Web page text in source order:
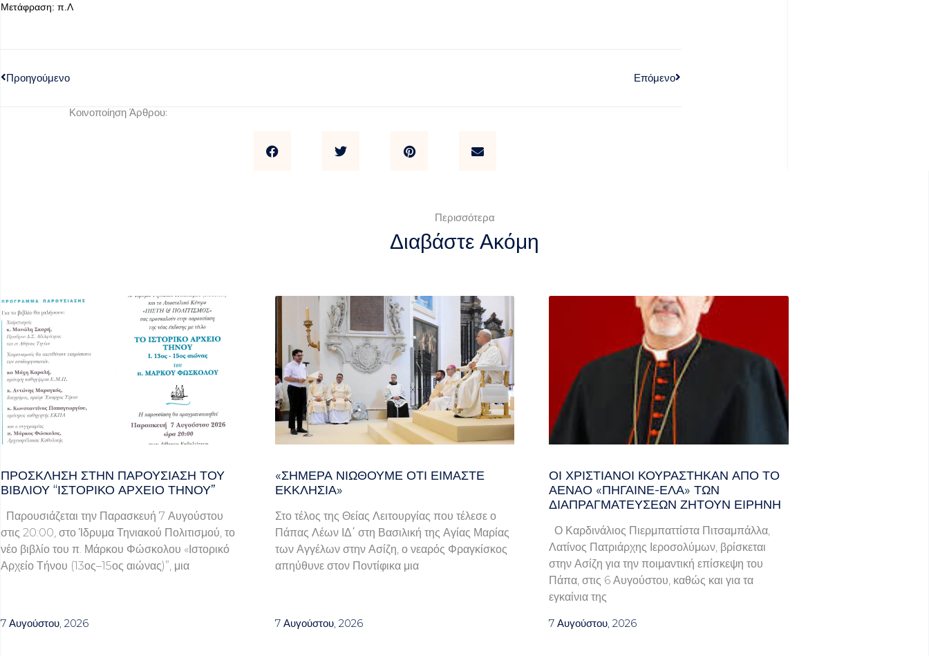
Μετάφραση: π.Λ
Προηγούμενο Επόμενο
Κοινοποίηση Άρθρου:
Περισσότερα
Διαβάστε Ακόμη
ΠΡΌΣΚΛΗΣΗ ΣΤΗΝ ΠΑΡΟΥΣΊΑΣΗ ΤΟΥ
ΒΙΒΛΊΟΥ “ΙΣΤΟΡΙΚΌ ΑΡΧΕΊΟ ΤΉΝΟΥ”
Παρουσιάζεται την Παρασκευή 7 Αυγούστου
στις 20:00, στο Ίδρυμα Τηνιακού Πολιτισμού, το
νέο βιβλίο του π. Μάρκου Φώσκολου «Ιστορικό
Αρχείο Τήνου (13ος–15ος αιώνας)”, μια
7 Αυγούστου, 2026
«ΣΉΜΕΡΑ ΝΙΏΘΟΥΜΕ ΌΤΙ ΕΊΜΑΣΤΕ
ΕΚΚΛΗΣΊΑ»
Στο τέλος της Θείας Λειτουργίας που τέλεσε ο
Πάπας Λέων ΙΔ΄ στη Βασιλική της Αγίας Μαρίας
των Αγγέλων στην Ασίζη, ο νεαρός Φραγκίσκος
απηύθυνε στον Ποντίφικα μια
7 Αυγούστου, 2026
ΟΙ ΧΡΙΣΤΙΑΝΟΊ ΚΟΥΡΆΣΤΗΚΑΝ ΑΠΌ ΤΟ
ΑΈΝΑΟ «ΠΉΓΑΙΝΕ-ΈΛΑ» ΤΩΝ
ΔΙΑΠΡΑΓΜΑΤΕΎΣΕΩΝ ΖΗΤΟΎΝ ΕΙΡΉΝΗ
Ο Καρδινάλιος Πιερμπαττίστα Πιτσαμπάλλα,
Λατίνος Πατριάρχης Ιεροσολύμων, βρίσκεται
στην Ασίζη για την ποιμαντική επίσκεψη του
Πάπα, στις 6 Αυγούστου, καθώς και για τα
εγκαίνια της
7 Αυγούστου, 2026